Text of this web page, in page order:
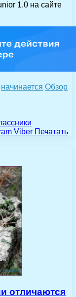
1.0 на сайте
начинается Обзор
Viber Печатать
отличаются